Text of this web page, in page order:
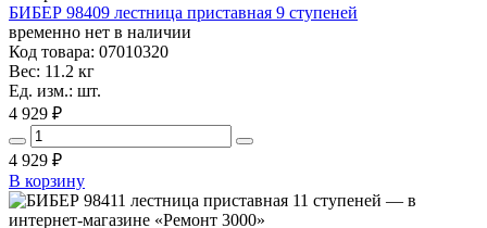
БИБЕР 98409 лестница приставная 9 ступеней
временно нет в наличии
Код товара: 07010320
Вес: 11.2 кг
Ед. изм.: шт.
4 929 ₽
4 929 ₽
В корзину